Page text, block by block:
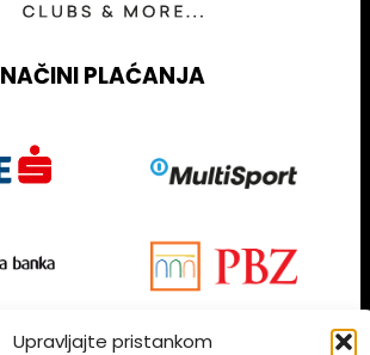
Upravljajte pristankom
NAČINI PLAĆANJA